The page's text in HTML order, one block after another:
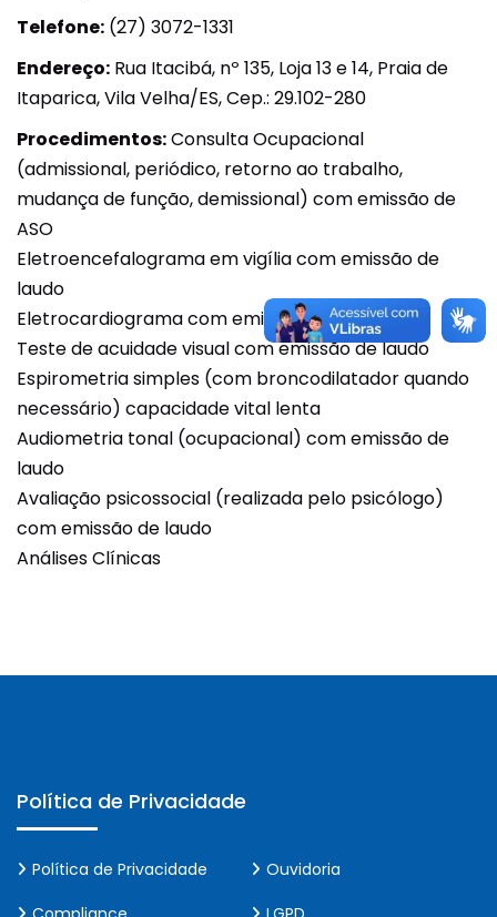
Telefone: (27) 3072-1331
Endereço: Rua Itacibá, nº 135, Loja 13 e 14, Praia de
Itaparica, Vila Velha/ES, Cep.: 29.102-280
Procedimentos:Consulta Ocupacional
(admissional, periódico, retorno ao trabalho,
mudança de função, demissional) com emissão de
ASO
Eletroencefalograma em vigília com emissão de
laudo
Eletrocardiograma com emissão de laudo
Teste de acuidade visual com emissão de laudo
Espirometria simples (com broncodilatador quando
necessário) capacidade vital lenta
Audiometria tonal (ocupacional) com emissão de
laudo
Avaliação psicossocial (realizada pelo psicólogo)
com emissão de laudo
Análises Clínicas
Política de Privacidade
Política de Privacidade
Ouvidoria